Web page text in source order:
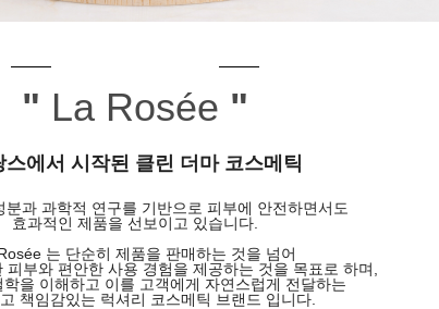
" La Rosée "
스에서 시작된 클린 더마 코스메틱
분과 과학적 연구를 기반으로 피부에 안전하면서도
효과적인 제품을 선보이고 있습니다.
는 단순히 제품을 판매하는 것을 넘어
피부와 편안한 사용 경험을 제공하는 것을 목표로 하며,
을 이해하고 이를 고객에게 자연스럽게 전달하는
책임감있는 럭셔리 코스메틱 브랜드 입니다.